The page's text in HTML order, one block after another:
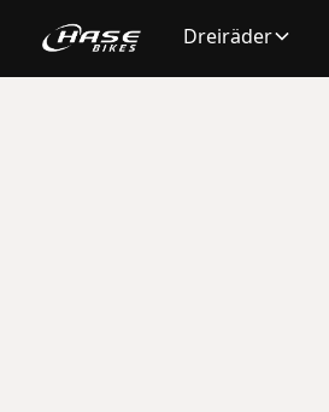
Dreiräder